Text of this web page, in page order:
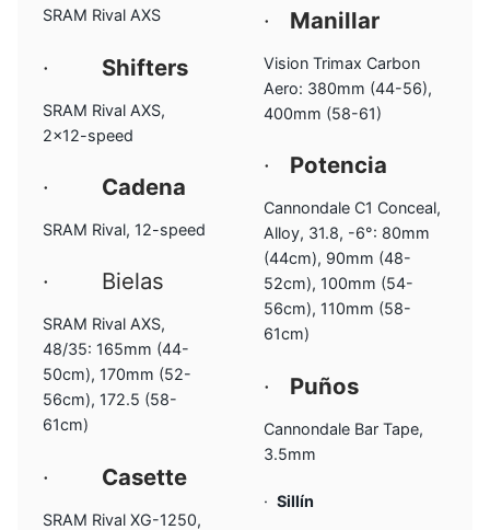
SRAM Rival AXS
· Shifters
SRAM Rival AXS,
2×12-speed
· Cadena
SRAM Rival, 12-speed
· Bielas
SRAM Rival AXS,
48/35: 165mm (44-
50cm), 170mm (52-
56cm), 172.5 (58-
61cm)
· Casette
SRAM Rival XG-1250,
· Manillar
Vision Trimax Carbon
Aero: 380mm (44-56),
400mm (58-61)
· Potencia
Cannondale C1 Conceal,
Alloy, 31.8, -6°: 80mm
(44cm), 90mm (48-
52cm), 100mm (54-
56cm), 110mm (58-
61cm)
· Puños
Cannondale Bar Tape,
3.5mm
·Sillín